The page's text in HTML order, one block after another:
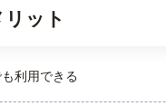
ット
利用できる